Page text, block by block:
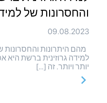
והחסרונות של
09.08.2023
מהם היתרונות והחסרונות
למידה גרוזינית ברשת היא
יותר ויותר. זה […]